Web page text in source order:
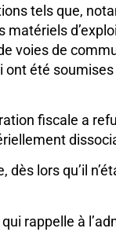
tels que,
matériels
voies de
été
fiscale a
dès lors qu’il
rappelle à